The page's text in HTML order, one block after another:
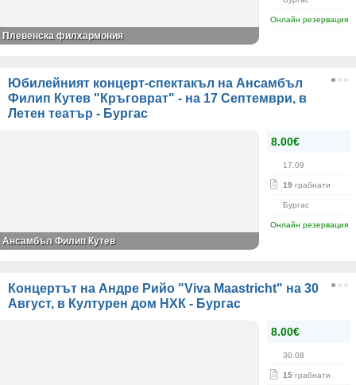
Онлайн резервация
Плевенска филхармония
Юбилейният концерт-спектакъл на Ансамбъл
Филип Кутев "Кръговрат" - на 17 Септември, в
Летен театър - Бургас
8.00€
17.09
19 грабнати
Бургас
Онлайн резервация
Ансамбъл Филип Кутев
Концертът на Андре Рийо "Viva Maаstricht" на 30
Август, в Културен дом НХК - Бургас
8.00€
30.08
15 грабнати